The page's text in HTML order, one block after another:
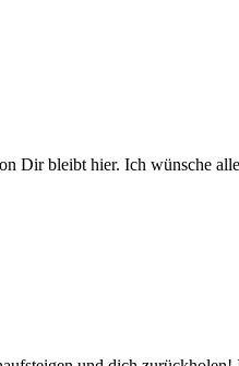
Dir bleibt hier. Ich wünsche